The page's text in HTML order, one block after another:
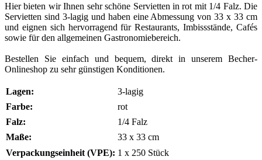
Hier bieten wir Ihnen sehr schöne Servietten in rot mit 1/4 Falz. Die
Servietten sind 3-lagig und haben eine Abmessung von 33 x 33 cm
und eignen sich hervorragend für Restaurants, Imbissstände, Cafés
sowie für den allgemeinen Gastronomiebereich.
Bestellen Sie einfach und bequem, direkt in unserem Becher-
Onlineshop zu sehr günstigen Konditionen.
Lagen:
3-lagig
Farbe:
rot
Falz:
1/4 Falz
Maße:
33 x 33 cm
Verpackungseinheit (VPE): 1 x 250 Stück